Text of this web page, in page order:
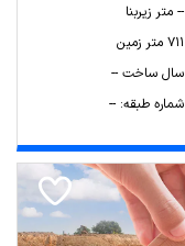
-- متر زیربنا
711 متر زمین
سال ساخت --
شماره طبقه: --